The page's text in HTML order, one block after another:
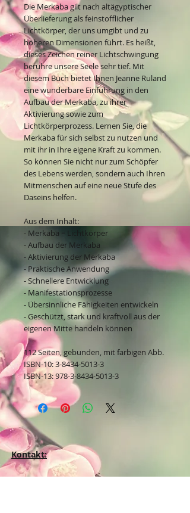
Die Merkaba gilt nach altägyptischer
Überlieferung als feinstofflicher
Lichtkörper, der uns umgibt und zu
höheren Dimensionen führt. Es heißt,
dieses Zeichen reiner Lichtschwingung
berühre unsere Seele sehr tief. Mit
diesem Buch bietet Ihnen Jeanne Ruland
eine wunderbare Einführung in den
Aufbau der Merkaba, zu ihrer
Aktivierung sowie zum
Lichtkörperprozess. Lernen Sie, die
Merkaba für sich selbst zu nutzen und
mit ihr in Ihre eigene Kraft zu kommen.
So können Sie nicht nur zum Schöpfer
des Lebens werden, sondern auch Ihren
Mitmenschen auf eine neue Stufe des
Daseins helfen.
Aus dem Inhalt:
- Merkaba = Lichtkörper
- Aufbau der Merkaba
- Aktivierung der Merkaba
- Praktische Anwendung
- Schnellere Entwicklung
- Manifestationsprozesse
- Übersinnliche Fähigkeiten entwickeln
- Geschützt, stark und kraftvoll aus der
eigenen Mitte handeln können
112 Seiten, gebunden, mit farbigen Abb.
ISBN-10: 3-8434-5013-3
ISBN-13: 978-3-8434-5013-3
Kontakt: